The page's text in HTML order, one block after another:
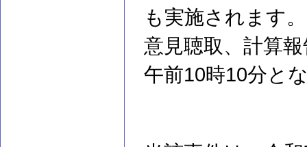
も実施されます
意見聴取、計算
午前10時10分と